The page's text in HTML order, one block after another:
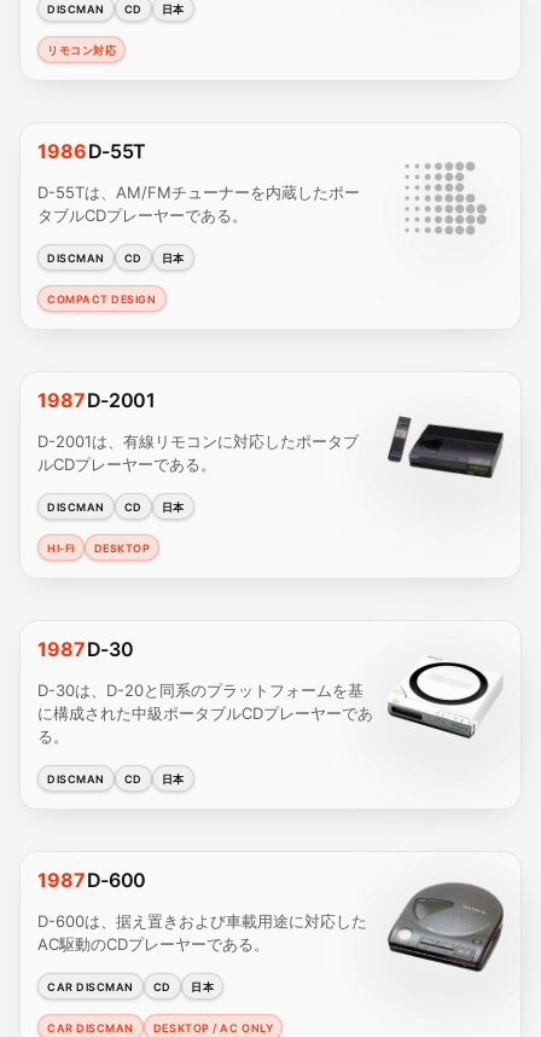
DISCMAN CD 日本
リモコン対応
1986D-55T
D-55Tは、AM/FMチューナーを内蔵したポー
タブルCDプレーヤーである。
DISCMAN CD 日本
COMPACT DESIGN
1987D-2001
D-2001は、有線リモコンに対応したポータブ
ルCDプレーヤーである。
DISCMAN CD 日本
HI-FI DESKTOP
1987D-30
D-30は、D-20と同系のプラットフォームを基
に構成された中級ポータブルCDプレーヤーであ
る。
DISCMAN CD 日本
1987D-600
D-600は、据え置きおよび車載用途に対応した
AC駆動のCDプレーヤーである。
CAR DISCMAN CD 日本
CAR DISCMAN DESKTOP / AC ONLY